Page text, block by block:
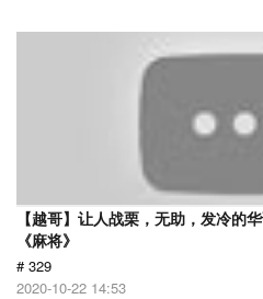
【越哥】让人战栗，无助，发冷的
《麻将》
# 329
2020-10-22 14:53